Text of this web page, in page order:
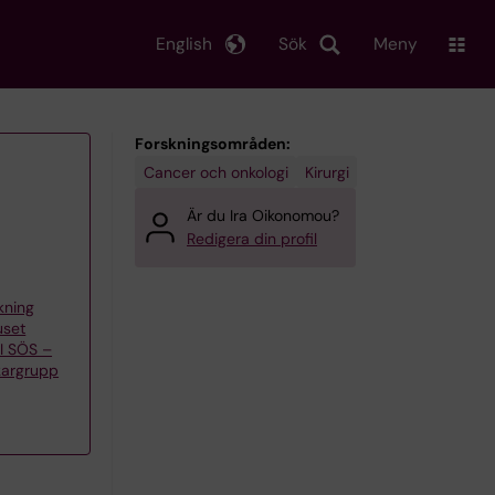
Sök
English Meny
SÖS –
Forskningsområden:
Cancer och onkologi
Kirurgi
Är du Ira Oikonomou?
Redigera din profil